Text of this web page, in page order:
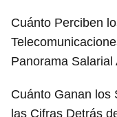
Cuánto Perciben
Panorama Salarial
Cuánto Ganan los
las Cifras Detrás